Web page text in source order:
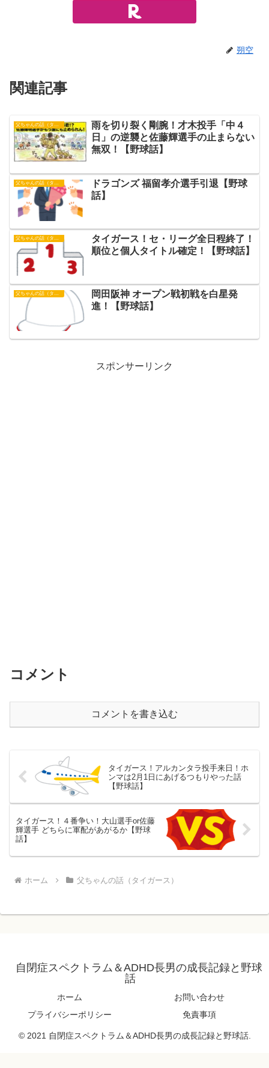
朔空
関連記事
​雨を切り裂く剛腕！才木投手「中４
日」の逆襲と佐藤輝選手の止まらない
無双！【野球話】
父ちゃんの話（タイガース）
ドラゴンズ 福留孝介選手引退【野球
話】
父ちゃんの話（タイガース）
タイガース！セ・リーグ全日程終了！
順位と個人タイトル確定！【野球話】
岡田阪神 オープン戦初戦を白星発
進！【野球話】
スポンサーリンク
コメント
コメントを書き込む
タイガース！アルカンタラ投手来日！ホ
ンマは2月1日にあげるつもりやった話
【野球話】
タイガース！４番争い！大山選手or佐藤
輝選手 どちらに軍配があがるか【野球
話】
ホーム 父ちゃんの話（タイガース）
自閉症スペクトラム＆ADHD長男の成長記録と野球
話
ホーム
お問い合わせ
プライバシーポリシー
免責事項
© 2021 自閉症スペクトラム＆ADHD長男の成長記録と野球話.